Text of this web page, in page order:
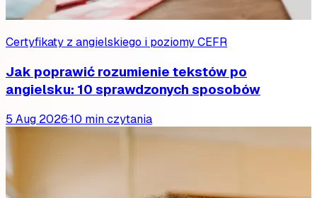
Certyfikaty z angielskiego i poziomy CEFR
Jak poprawić rozumienie tekstów po
angielsku: 10 sprawdzonych sposobów
5 Aug 2026·10 min czytania